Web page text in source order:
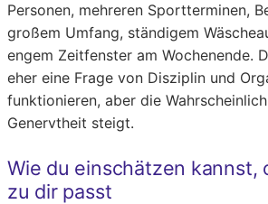
Personen, mehreren Sportterminen,
großem Umfang, ständigem
engem Zeitfenster am Wochenende.
eher eine Frage von Disziplin und
funktionieren, aber die
Genervtheit steigt.
Wie du einschätzen kannst,
zu dir passt